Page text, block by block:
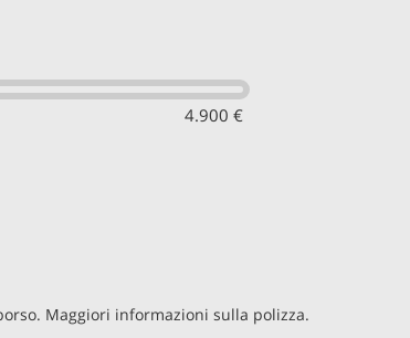
4.900 €
Maggiori informazioni sulla polizza.